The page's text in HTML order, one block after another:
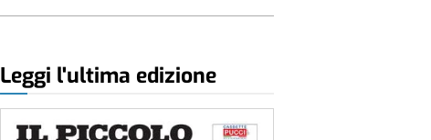
Leggi l'ultima edizione